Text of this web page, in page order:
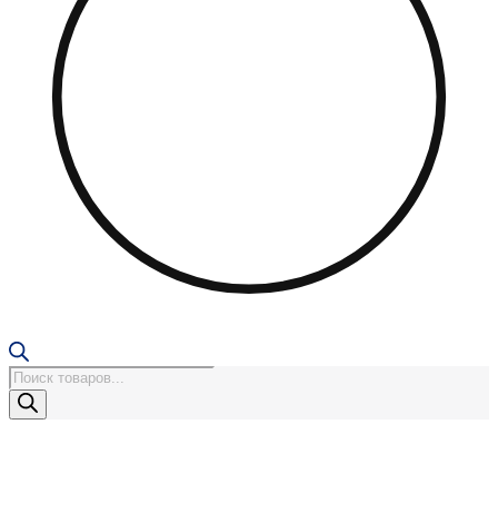
Поиск
товаров